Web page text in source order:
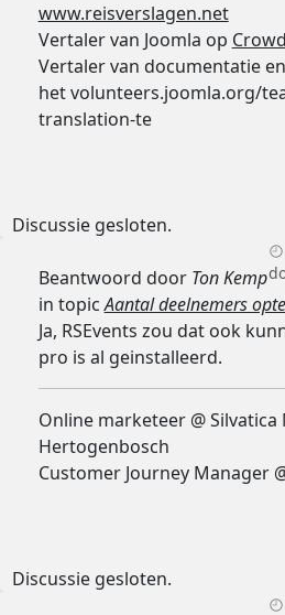
www.reisverslagen.net
Vertaler van Joomla op
Vertaler van documentatie
het volunteers.joomla.org/
translation-te
Discussie gesloten.
Beantwoord door Ton Kemp
in topicAantal deelnemers
Ja, RSEvents zou dat ook
pro is al geinstalleerd.
Online marketeer @
Hertogenbosch
Customer Journey Manager
Discussie gesloten.